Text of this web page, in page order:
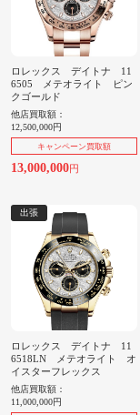
ロレックス デイトナ 11
6505 メテオライト ピン
クゴールド
他店買取額：
12,500,000円
キャンペーン買取額
13,000,000円
出張
ロレックス デイトナ 11
6518LN メテオライト オ
イスターフレックス
他店買取額：
11,000,000円